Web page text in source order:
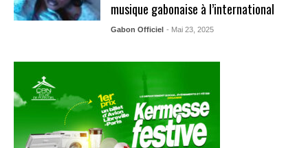
musique gabonaise à l’international
Gabon Officiel - Mai 23, 2025